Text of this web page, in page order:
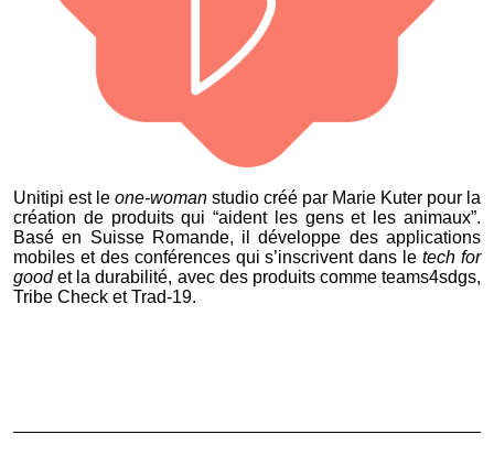
Unitipi est le one-woman studio créé par Marie Kuter pour la
création de produits qui “aident les gens et les animaux”.
Basé en Suisse Romande, il développe des applications
mobiles et des conférences qui s’inscrivent dans letech for
goodet la durabilité, avec des produits comme teams4sdgs,
Tribe Check et Trad-19.